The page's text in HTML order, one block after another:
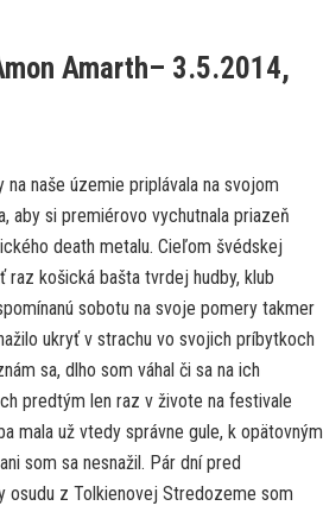
Amarth– 3.5.2014,
naše územie priplávala na svojom
aby si premiérovo vychutnala priazeň
death metalu. Cieľom švédskej
raz košická bašta tvrdej hudby, klub
sobotu na svoje pomery takmer
ukryť v strachu vo svojich príbytkoch
sa, dlho som váhal či sa na ich
predtým len raz v živote na festivale
mala už vtedy správne gule, k opätovným
som sa nesnažil. Pár dní pred
osudu z Tolkienovej Stredozeme som